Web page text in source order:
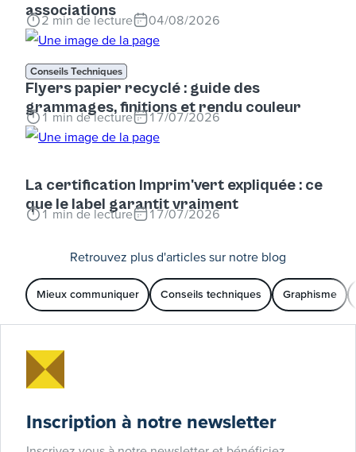
associations
2 min de lecture 04/08/2026
Conseils Techniques
Flyers papier recyclé : guide des
grammages, finitions et rendu couleur
1min de lecture 17/07/2026
La certification Imprim'vert expliquée : ce
que le label garantit vraiment
1min de lecture 17/07/2026
Retrouvez plus d'articles sur notre blog
Mieux communiquer Conseils techniques Graphisme
Inscription à notre newsletter